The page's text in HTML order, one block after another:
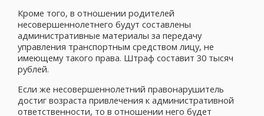
Кроме того, в отношении родителей
несовершеннолетнего будут составлены
административные материалы за передачу
управления транспортным средством лицу, не
имеющему такого права. Штраф составит 30 тысяч
рублей.
Если же несовершеннолетний правонарушитель
достиг возраста привлечения к административной
ответственности, то в отношении него будет